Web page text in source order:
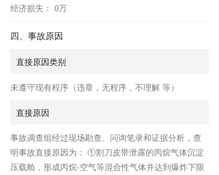
经济损失： 0万
四、事故原因
直接原因类别
未遵守现有程序（违章，无程序，不理解 等）
直接原因
事故调查组经过现场勘查、问询笔录和证据分析，查
明事故直接原因为： ①割刀皮带泄露的丙烷气体沉淀
压载舱，形成丙烷-空气等混合性气体并达到爆炸下限